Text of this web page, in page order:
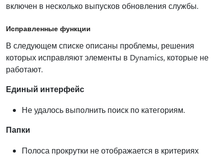
включен в несколько выпусков обновления службы.
Исправленные функции
В следующем списке описаны проблемы, решения
которых исправляют элементы в Dynamics, которые не
работают.
Единый интерфейс
Не удалось выполнить поиск по категориям.
Папки
Полоса прокрутки не отображается в критериях